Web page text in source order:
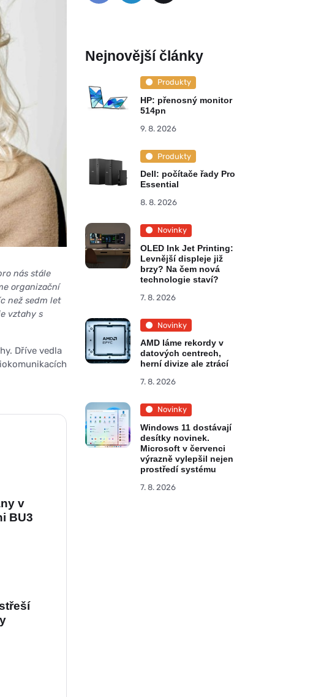
nás stále
organizační
než sedm let
vztahy s
Dříve vedla
v
BU3
Nejnovější články
Produkty
HP: přenosný monitor
514pn
9. 8. 2026
Produkty
Dell: počítače řady Pro
Essential
8. 8. 2026
Novinky
OLED Ink Jet Printing:
Levnější displeje již
brzy? Na čem nová
technologie staví?
7. 8. 2026
Novinky
AMD láme rekordy v
datových centrech,
herní divize ale ztrácí
7. 8. 2026
Novinky
Windows 11 dostávají
desítky novinek.
Microsoft v červenci
výrazně vylepšil nejen
prostředí systému
7. 8. 2026